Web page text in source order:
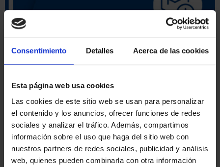
Consentimiento Detalles Acerca de las cookies
Esta página web usa cookies
Las cookies de este sitio web se usan para personalizar
el contenido y los anuncios, ofrecer funciones de redes
sociales y analizar el tráfico. Además, compartimos
información sobre el uso que haga del sitio web con
nuestros partners de redes sociales, publicidad y análisis
web, quienes pueden combinarla con otra información
SORT BY: